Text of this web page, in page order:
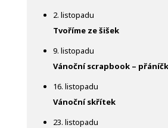
2. listopadu
Tvoříme ze šišek
9. listopadu
Vánoční scrapbook –
16. listopadu
Vánoční skřítek
23. listopadu